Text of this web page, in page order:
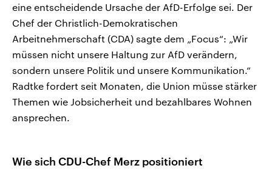
eine entscheidende Ursache der AfD-Erfolge sei. Der
Chef der Christlich-Demokratischen
Arbeitnehmerschaft (CDA) sagte dem „Focus“: „Wir
müssen nicht unsere Haltung zur AfD verändern,
sondern unsere Politik und unsere Kommunikation.“
Radtke fordert seit Monaten, die Union müsse stärker
Themen wie Jobsicherheit und bezahlbares Wohnen
ansprechen.
Wie sich CDU-Chef Merz positioniert